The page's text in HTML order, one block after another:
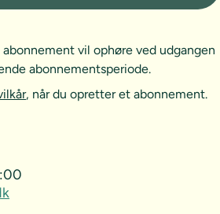
vil ophøre ved udgangen
abonnementsperiode.
, når du opretter et abonnement.
kontakt